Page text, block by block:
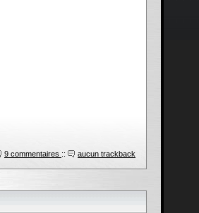
9 commentaires :: aucun trackback